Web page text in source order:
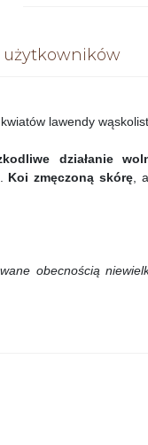
użytkowników
lawendy
działanie
Koi zmęczoną skórę ,
obecnością